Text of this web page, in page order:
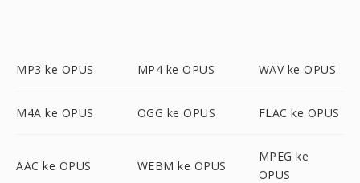
MP3 ke OPUS MP4 ke OPUS WAV ke OPUS
M4A ke OPUS OGG ke OPUS FLAC ke OPUS
AAC ke OPUS WEBM ke OPUS
MPEG ke
OPUS